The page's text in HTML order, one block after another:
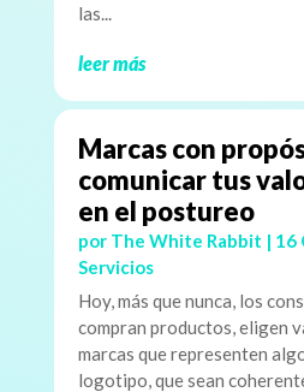
las...
leer más
Marcas con
comunicar tus
en el postureo
por The White Rabbit | 16
Servicios
Hoy, más que nunca, los
compran productos, eligen
marcas que representen
logotipo, que sean